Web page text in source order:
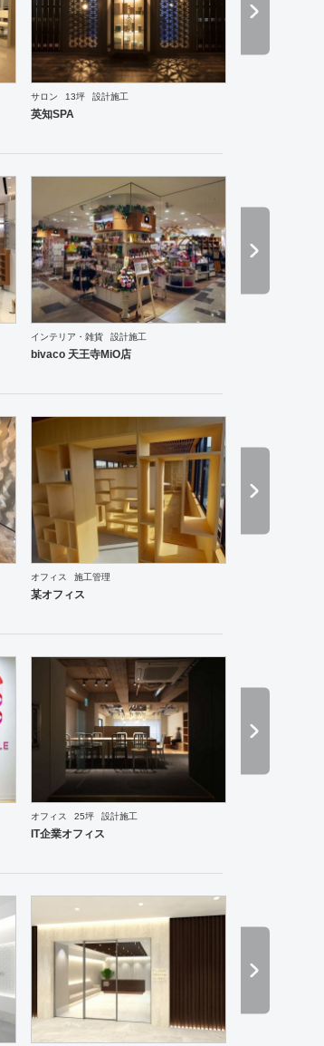
和食・寿司 焼肉・中華料理・韓国料理
サロン 13坪 設計施工
英知SPA
インテリア・雑貨 設計施工
bivaco 天王寺MiO店
アパレル インテリア・雑貨
オフィス 施工管理
某オフィス
和食・寿司 焼肉・中華料理・韓国料理
オフィス 25坪 設計施工
IT企業オフィス